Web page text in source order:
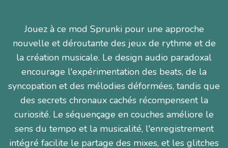
Jouez à ce mod Sprunki pour une approche
nouvelle et déroutante des jeux de rythme et de
la création musicale. Le design audio paradoxal
encourage l'expérimentation des beats, de la
syncopation et des mélodies déformées, tandis que
des secrets chronaux cachés récompensent la
curiosité. Le séquençage en couches améliore le
sens du tempo et la musicalité, l'enregistrement
intégré facilite le partage des mixes, et les glitches